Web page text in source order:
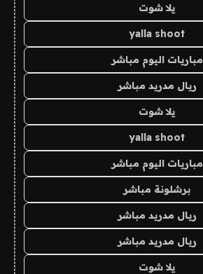
يلا شوت
yalla shoot
مباريات اليوم مباشر
ريال مدريد مباشر
يلا شوت
yalla shoot
مباريات اليوم مباشر
برشلونة مباشر
ريال مدريد مباشر
ريال مدريد مباشر
يلا شوت